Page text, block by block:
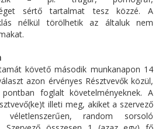
sértő tartalmat tesz közzé. A
nélkül törölhetik az általuk nem
követő második munkanapon 14
azon érvényes Résztvevők közül,
foglalt követelményeknek. A
illeti meg, akiket a szervező
random sorsoló